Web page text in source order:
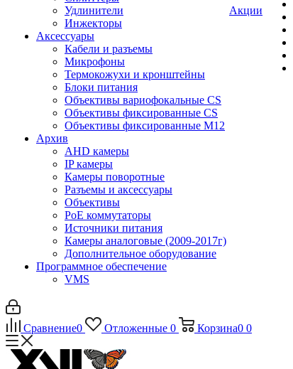
Удлинители
Инжекторы
Аксессуары
Кабели и разъемы
Микрофоны
Термокожухи и кронштейны
Блоки питания
Объективы вариофокальные CS
Объективы фиксированные CS
Объективы фиксированные М12
Архив
AHD камеры
IP камеры
Камеры поворотные
Разъемы и аксессуары
Объективы
PoE коммутаторы
Источники питания
Камеры аналоговые (2009-2017г)
Дополнительное оборудование
Программное обеспечение
VMS
Акции
Сравнение0 Отложенные 0 Корзина0 0